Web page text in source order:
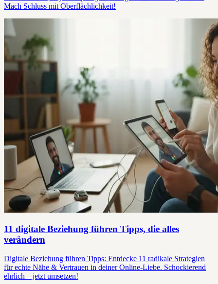
Mach Schluss mit Oberflächlichkeit!
11 digitale Beziehung führen Tipps, die alles
verändern
Digitale Beziehung führen Tipps: Entdecke 11 radikale Strategien
für echte Nähe & Vertrauen in deiner Online-Liebe. Schockierend
ehrlich – jetzt umsetzen!